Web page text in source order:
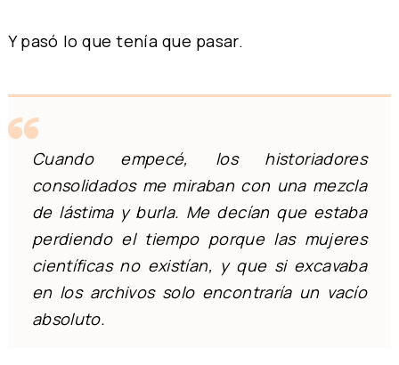
Y pasó lo que tenía que pasar.
Cuando empecé, los historiadores
consolidados me miraban con una mezcla
de lástima y burla. Me decían que estaba
perdiendo el tiempo porque las mujeres
científicas no existían, y que si excavaba
en los archivos solo encontraría un vacío
absoluto.